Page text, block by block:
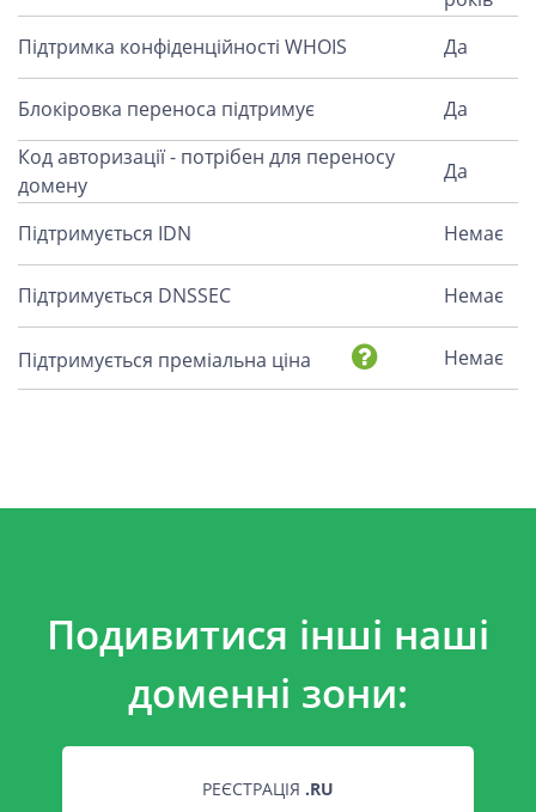
Підтримка конфіденційності WHOIS
Да
Блокіровка переноса підтримує
Да
Код авторизації - потрібен для переносу
домену
Да
Підтримується IDN Немає
Підтримується DNSSEC Немає
Підтримується преміальна ціна Немає
Подивитися інші наші
доменні зони:
РЕЄСТРАЦІЯ .RU